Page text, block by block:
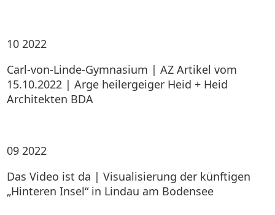
10 2022
Carl-von-Linde-Gymnasium | AZ Artikel vom
15.10.2022 | Arge heilergeiger Heid + Heid
Architekten BDA
09 2022
Das Video ist da | Visualisierung der künftigen
„Hinteren Insel“ in Lindau am Bodensee